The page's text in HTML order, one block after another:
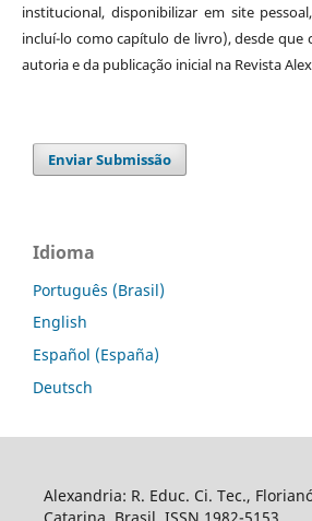
institucional, disponibilizar em site
incluí-lo como capítulo de livro), desde que
autoria e da publicação inicial na Revista
Enviar Submissão
Idioma
Português (Brasil)
English
Español (España)
Deutsch
Alexandria: R. Educ. Ci. Tec.,